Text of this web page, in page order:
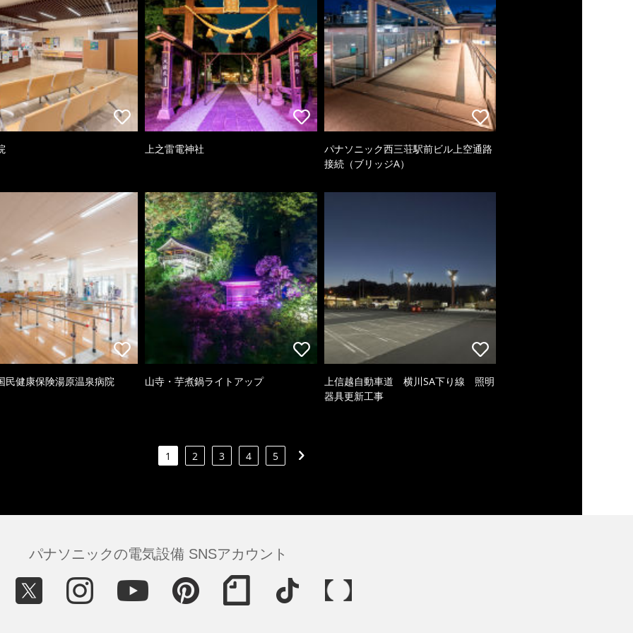
上之雷電神社
パナソニック西三荘駅前ビル上空通路
接続（ブリッジA）
民健康保険湯原温泉病院 山寺・芋煮鍋ライトアップ
上信越自動車道 横川SA下り線 照明
器具更新工事
1 2 3 4 5
パナソニックの電気設備 SNSアカウント